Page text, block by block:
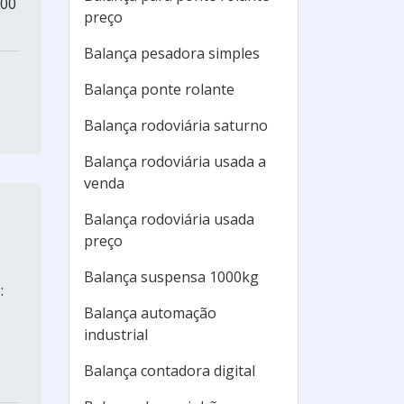
preço
Balança pesadora simples
Balança ponte rolante
Balança rodoviária saturno
Balança rodoviária usada a
venda
Balança rodoviária usada
preço
Balança suspensa 1000kg
Balança automação
industrial
Balança contadora digital